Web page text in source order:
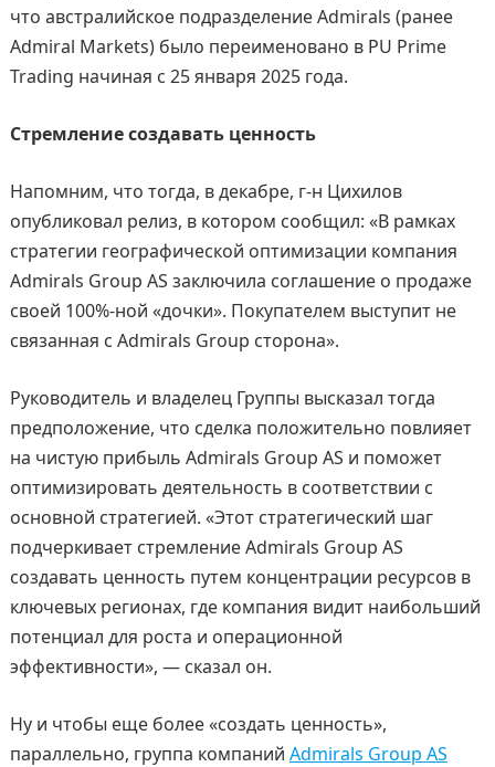
что австралийское подразделение Admirals (ранее
Admiral Markets) было переименовано в PU Prime
Trading начиная с 25 января 2025 года.
Стремление создавать ценность
Напомним, что тогда, в декабре, г-н Цихилов
опубликовал релиз, в котором сообщил: «В рамках
стратегии географической оптимизации компания
Admirals Group AS заключила соглашение о продаже
своей 100%-ной «дочки». Покупателем выступит не
связанная с Admirals Group сторона».
Руководитель и владелец Группы высказал тогда
предположение, что сделка положительно повлияет
на чистую прибыль Admirals Group AS и поможет
оптимизировать деятельность в соответствии с
основной стратегией. «Этот стратегический шаг
подчеркивает стремление Admirals Group AS
создавать ценность путем концентрации ресурсов в
ключевых регионах, где компания видит наибольший
потенциал для роста и операционной
эффективности», — сказал он.
Ну и чтобы еще более «создать ценность»,
параллельно, группа компаний Admirals Group AS